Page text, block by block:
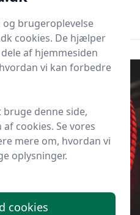
brugeroplevelse
cookies. De hjælper
af hjemmesiden
vi kan forbedre
denne side,
cookies. Se vores
mere om, hvordan vi
oplysninger.
cookies